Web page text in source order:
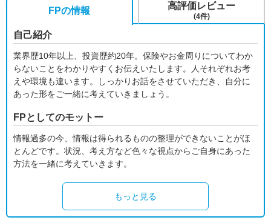
FPの情報
自己紹介
業界歴10年以上、投資歴約20年。保険やお金周りについてわか
らないことをわかりやすくお伝えいたします。人それぞれお考
えや環境も違います。しっかりお話をさせていただき、自分に
あった形をご一緒に考えていきましょう。
FPとしてのモットー
情報過多の今、情報は得られるものの整理ができないことがほ
とんどです。状況、考え方など色々な視点からご自身にあった
方法を一緒に考えていきます。
もっと見る
高評価レビュー
(4件)